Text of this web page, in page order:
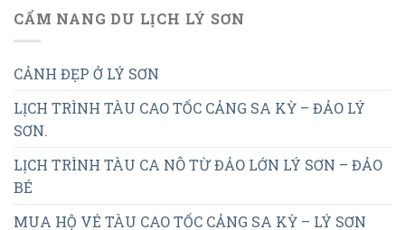
CẨM NANG DU LỊCH LÝ SƠN
CẢNH ĐẸP Ở LÝ SƠN
LỊCH TRÌNH TÀU CAO TỐC CẢNG SA KỲ – ĐẢO LÝ
SƠN.
LỊCH TRÌNH TÀU CA NÔ TỪ ĐẢO LỚN LÝ SƠN – ĐẢO
BÉ
MUA HỘ VÉ TÀU CAO TỐC CẢNG SA KỲ – LÝ SƠN